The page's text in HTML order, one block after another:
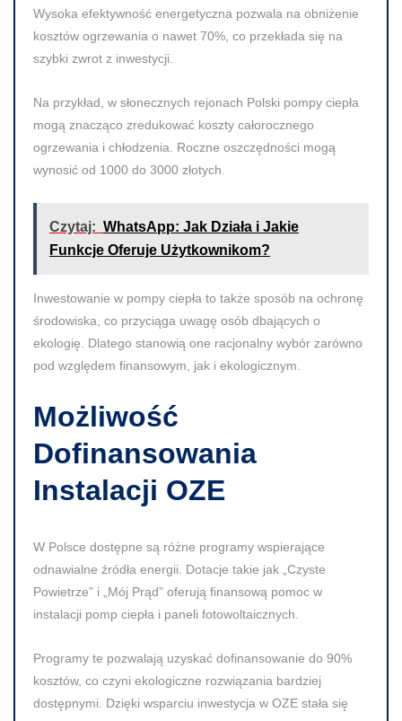
Wysoka efektywność energetyczna pozwala na obniżenie
kosztów ogrzewania o nawet 70% , co przekłada się na
szybki zwrot z inwestycji.
Na przykład, w słonecznych rejonach Polski pompy ciepła
mogą znacząco zredukować koszty całorocznego
ogrzewania i chłodzenia. Roczne oszczędności mogą
wynosić od 1000 do 3000 złotych
Czytaj: WhatsApp: Jak Działa i Jakie
Funkcje Oferuje Użytkownikom?
Inwestowanie w pompy ciepła to także sposób na ochronę
środowiska, co przyciąga uwagę osób dbających o
ekologię. Dlatego stanowią one racjonalny wybór zarówno
pod względem finansowym, jak i ekologicznym.
Możliwość
Dofinansowania
Instalacji OZE
W Polsce dostępne są różne programy wspierające
odnawialne źródła energii. Dotacje takie jak „Czyste
Powietrze” i „Mój Prąd” oferują finansową pomoc w
instalacji pomp ciepła i paneli fotowoltaicznych.
Programy te pozwalają uzyskać dofinansowanie do 90%
kosztów, co czyni ekologiczne rozwiązania bardziej
dostępnymi. Dzięki wsparciu inwestycja w OZE stała się